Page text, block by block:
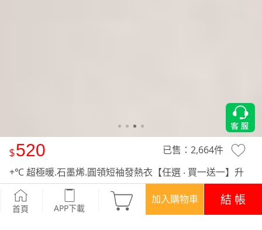
首頁 APP下載
加入購物車 結 帳
520 已售： 2,664件
+℃ 超極暖.石墨烯.圓領短袖發熱衣【任選 ‧ 買一送一】升
溫內磨毛發熱衣-男裝
-深灰